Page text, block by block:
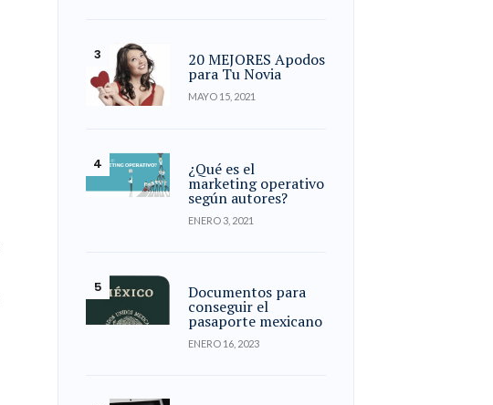
20 MEJORES Apodos
para Tu Novia
MAYO 15, 2021
¿Qué es el
marketing operativo
según autores?
ENERO 3, 2021
Documentos para
conseguir el
pasaporte mexicano
ENERO 16, 2023